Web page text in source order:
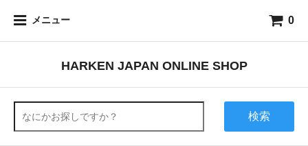
メニュー 0
HARKEN JAPAN ONLINE SHOP
検索